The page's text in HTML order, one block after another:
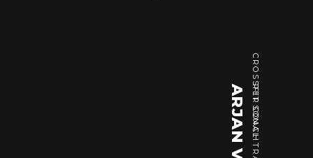
CROSSFIT COACH
PERSONAL TRAINER